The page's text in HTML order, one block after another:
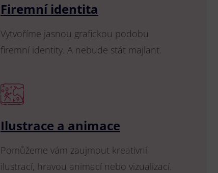
Firemní identita
Vytvoříme jasnou grafickou podobu
firemní identity. A nebude stát majlant.
Ilustrace a animace
Pomůžeme vám zaujmout kreativní
ilustrací, hravou animací nebo vizualizací.